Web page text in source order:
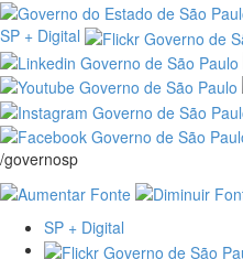
SP + Digital
/governosp
SP + Digital